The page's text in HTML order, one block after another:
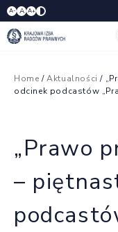
A- A A+
Home /Aktualności /
odcinek podcastów
„Prawo
–